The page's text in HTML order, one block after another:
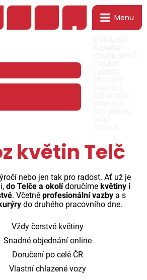
Menu
květin Telč
nebo jen tak pro radost. Ať už je
do Telče a okolídoručíme květiny i
. Včetně profesionální vazbya s
do druhého pracovního dne.
Vždy čerstvé květiny
Snadné objednání online
Doručení po celé ČR
Vlastní chlazené vozy